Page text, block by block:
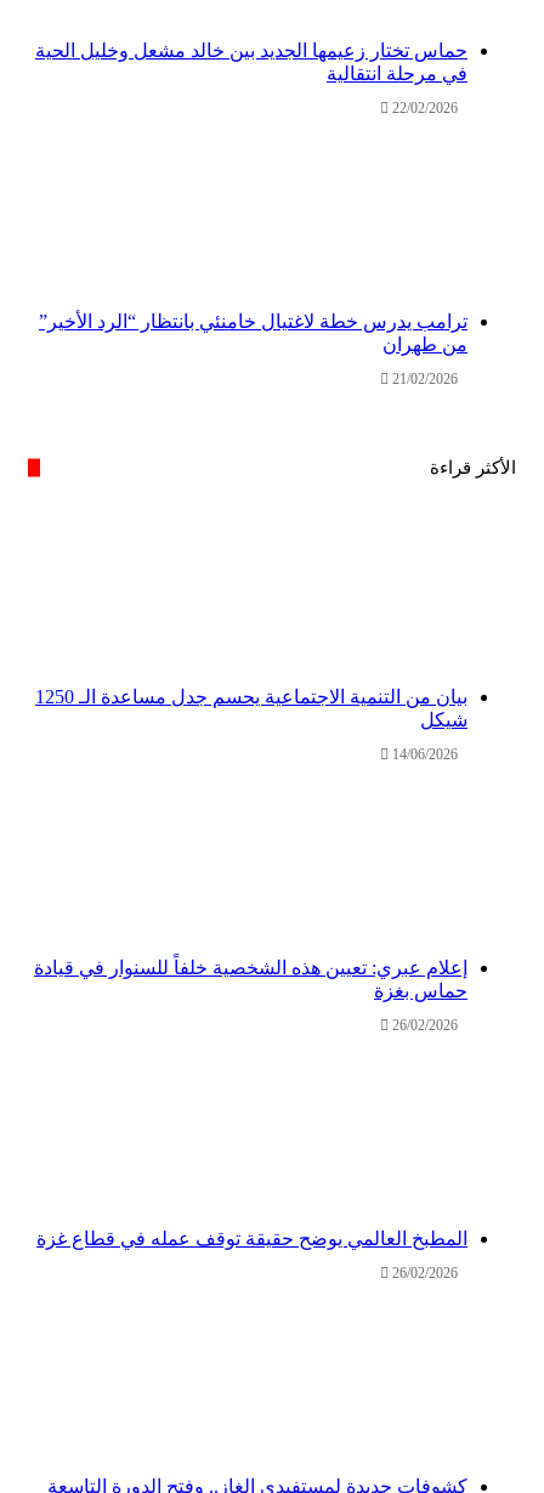
حماس تختار زعيمها الجديد بين خالد مشعل وخليل الحية
في مرحلة انتقالية
22/02/2026
ترامب يدرس خطة لاغتيال خامنئي بانتظار “الرد الأخير”
من طهران
21/02/2026
الأكثر قراءة
بيان من التنمية الاجتماعية يحسم جدل مساعدة الـ 1250
شيكل
14/06/2026
إعلام عبري: تعيين هذه الشخصية خلفاً للسنوار في قيادة
حماس بغزة
26/02/2026
المطبخ العالمي يوضح حقيقة توقف عمله في قطاع غزة
26/02/2026
كشوفات جديدة لمستفيدي الغاز.. وفتح الدورة التاسعة